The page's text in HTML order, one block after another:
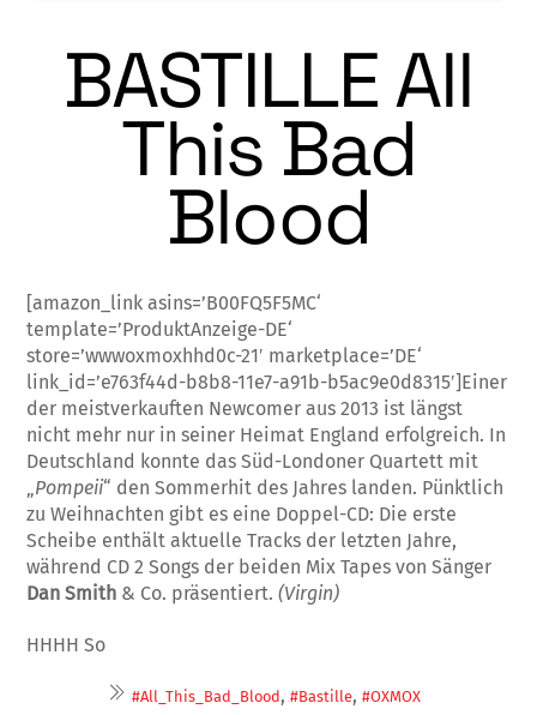
BASTILLE All
This Bad
Blood
[amazon_link asins=’B00FQ5F5MC‘
template=’ProduktAnzeige-DE‘
store=’wwwoxmoxhhd0c-21′ marketplace=’DE‘
link_id=’e763f44d-b8b8-11e7-a91b-b5ac9e0d8315′]Einer
der meistverkauften Newcomer aus 2013 ist längst
nicht mehr nur in seiner Heimat England erfolgreich. In
Deutschland konn­­­te das Süd-Londoner Quartett mit
Pom­peii“ den Sommerhit des Jahres landen. Pünkt­­lich
zu Weihnachten gibt es eine Dop­pel-CD: Die erste
Scheibe enthält aktu­el­le Tracks der letzten Jahre,
während CD 2 Son­gs der beiden Mix Tapes von Sänger
Dan Smi­th & Co. präsentiert.(Virgin)
HHHH So
#All_This_Bad_Blood,#Bastille,#OXMOX